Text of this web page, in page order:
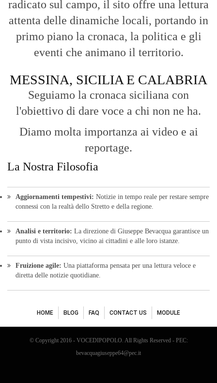
radicato sul campo, il sito offre una lettura
attenta delle dinamiche locali, portando in
primo piano la cronaca, la politica e gli
eventi che animano il territorio.
MESSINA, SICILIA E CALABRIA
Seguiamo la cronaca siciliana con
l'obiettivo di dare voce a chi non ne ha.
Diamo molta importanza ai video e ai
reportage.
La Nostra Filosofia
Aggiornamenti tempestivi: Notizie in tempo reale per restare sempre
connessi con la realtà dello Stretto e della regione.
Analisi e territorio: La direzione di Giuseppe Bevacqua garantisce un
punto di vista incisivo, vicino ai cittadini e alle loro istanze.
Fruizione agile: Una piattaforma pensata per una lettura veloce e
diretta delle notizie quotidiane.
HOME BLOG FAQ CONTACT US MODULE
© Copyright 2016 - VOCEDIPOPOLO. All Rights Reserved - PEC:
bevacquagiuseppe64@pec.it